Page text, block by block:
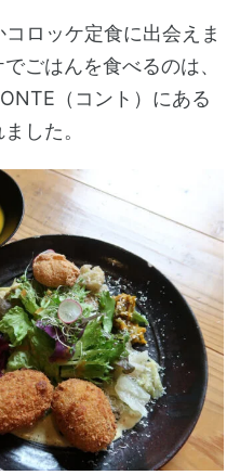
ロッケ定食に出会えま
ごはんを食べるのは、
（コント）にある
した。